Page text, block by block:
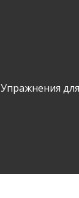
Упражнения